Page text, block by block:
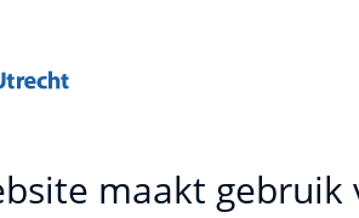
maakt gebruik